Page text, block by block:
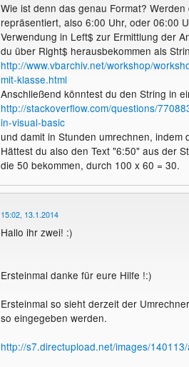
Wie ist denn das genau Format?
repräsentiert, also 6:00 Uhr, oder 06:00
Verwendung in Left$ zur Ermittlung der
du über Right$ herausbekommen als
http://www.vbarchiv.net/workshop/
mit-klasse.html
Anschließend könntest du den String in
http://stackoverflow.com/questions/
in-visual-basic
und damit in Stunden umrechnen,
Hättest du also den Text "6:50" aus der
die 50 bekommen, durch 100 x 60 = 30.
15:02, 13.1.2014
Hallo ihr zwei! :)
Ersteinmal danke für eure Hilfe !:)
Ersteinmal so sieht derzeit der
so eingegeben werden.
http://s7.directupload.net/images/